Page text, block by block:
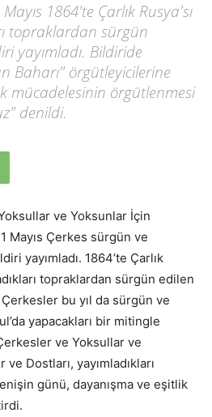
1864'te Çarlık Rusya'sı
topraklardan sürgün
yayımladı. Bildiride
Baharı" örgütleyicilerine
mücadelesinin örgütlenmesi
denildi.
ve Yoksunlar İçin
Mayıs Çerkes sürgün ve
yayımladı. 1864’te Çarlık
topraklardan sürgün edilen
bu yıl da sürgün ve
yapacakları bir mitingle
ve Yoksullar ve
Dostları, yayımladıkları
günü, dayanışma ve eşitlik